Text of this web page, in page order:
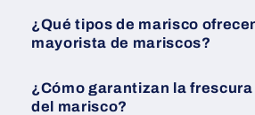
¿Qué tipos de marisco
mayorista de mariscos?
¿Cómo garantizan la frescura
del marisco?